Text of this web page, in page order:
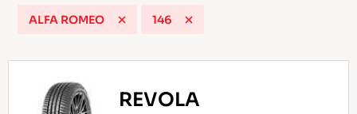
Tipps für das Fahren im Schnee
WEITERLESEN
ALFA ROMEO 146
REVOLA